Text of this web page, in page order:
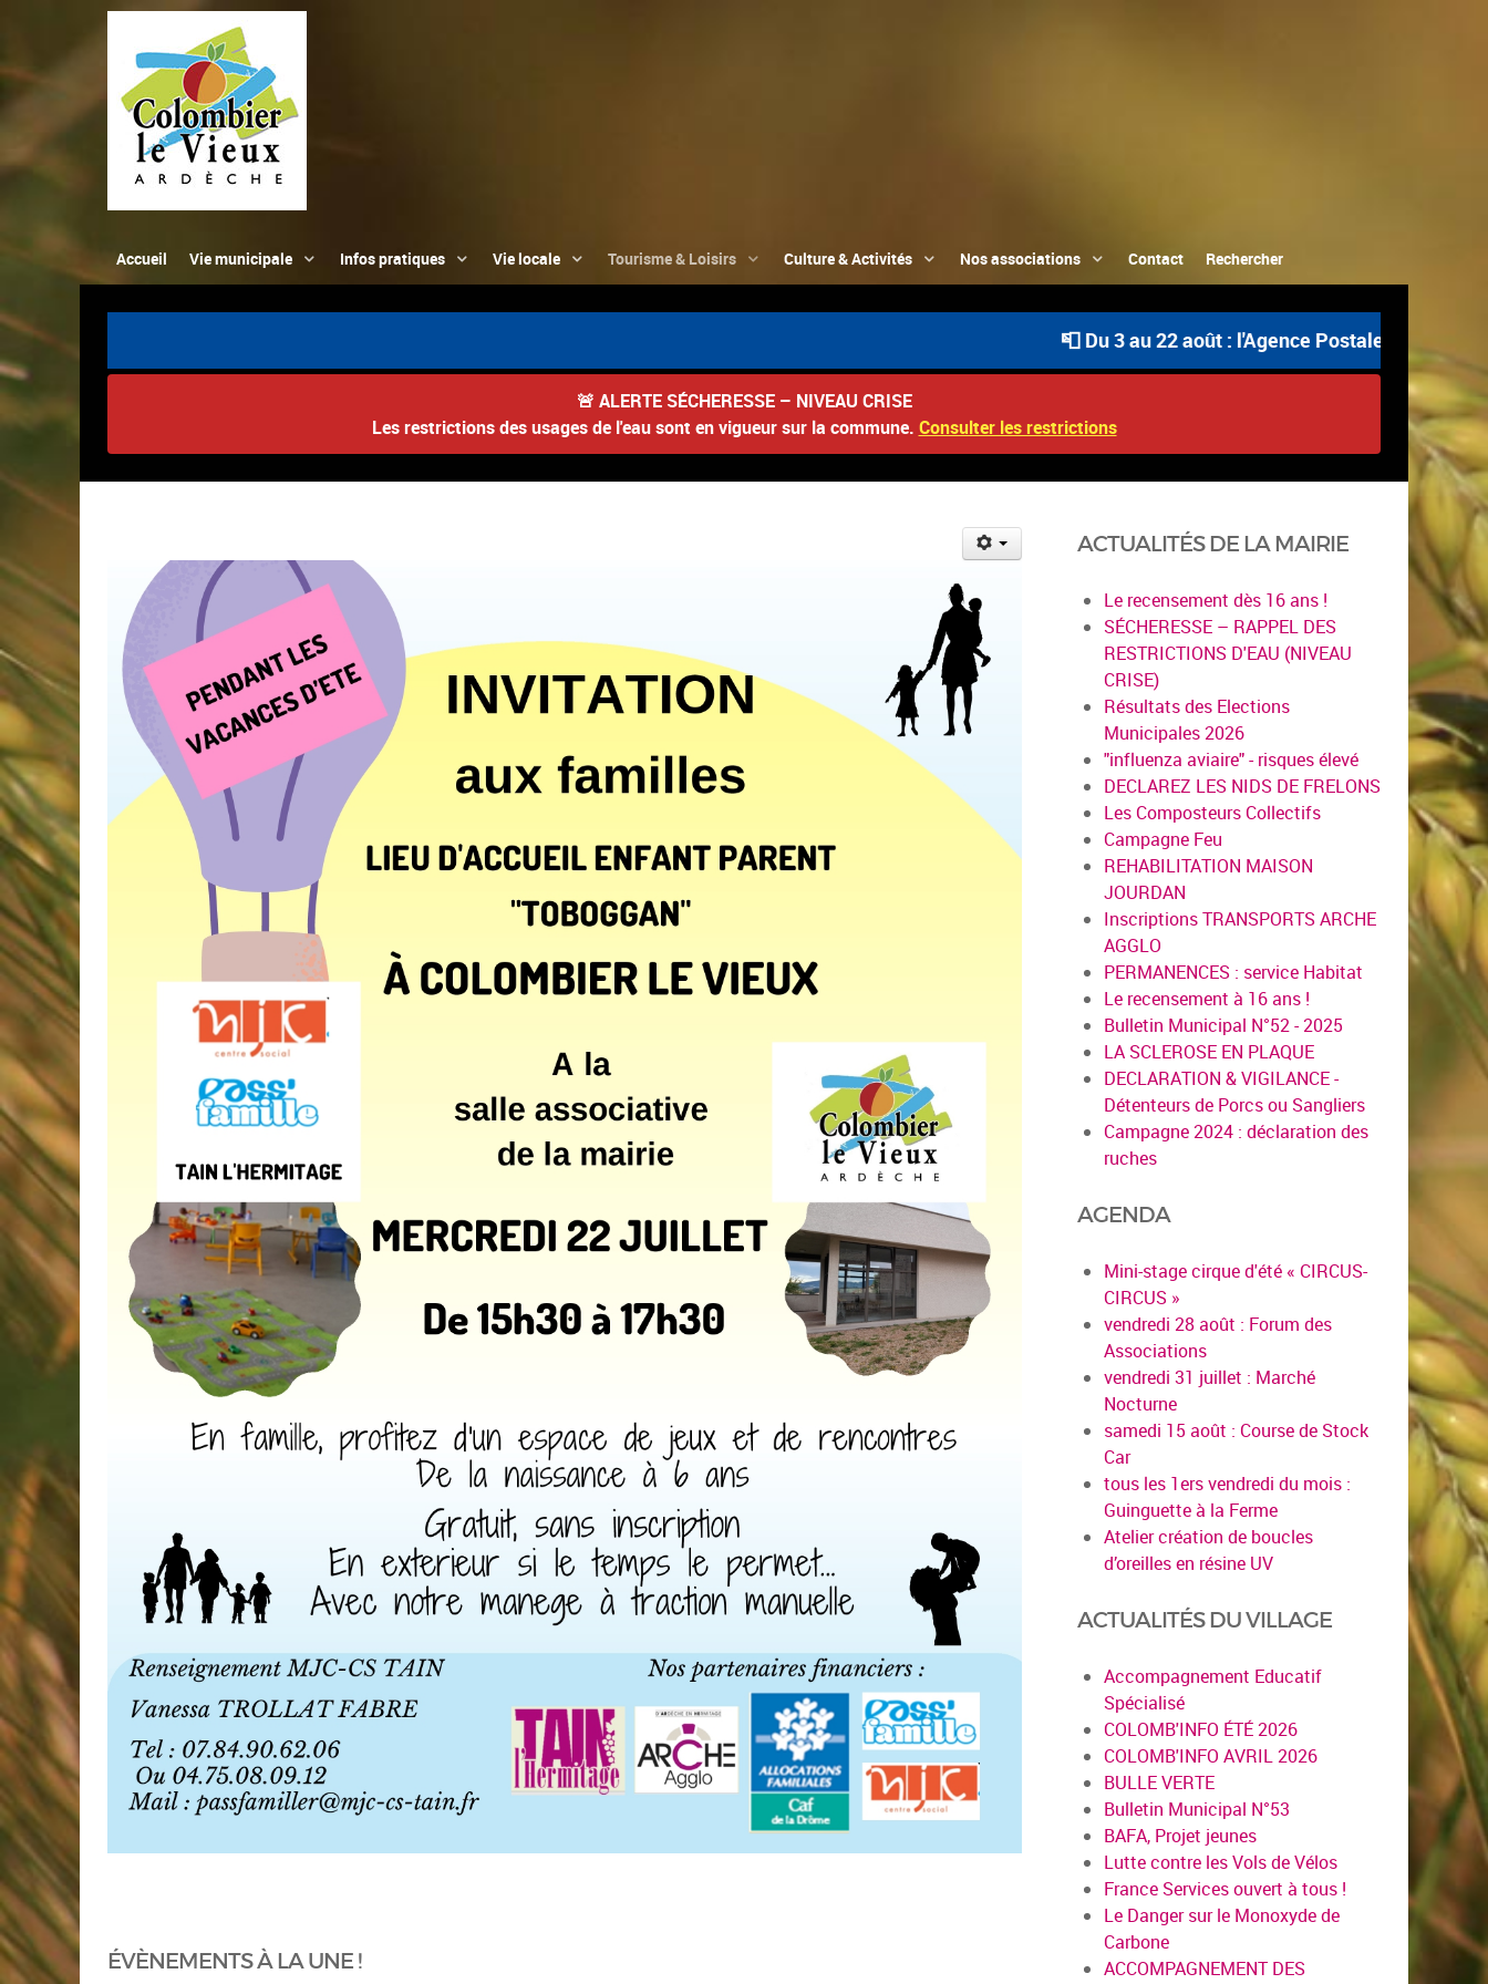
Accueil Vie municipale Infos pratiques Vie locale Tourisme & Loisirs Culture & Activités Nos associations Contact Rechercher
📮 Du 3 au 22 août : l'Agence Postale Communale
🚨 ALERTE SÉCHERESSE – NIVEAU CRISE
Les restrictions des usages de l'eau sont en vigueur sur la commune. Consulter les restrictions
ÉVÈNEMENTS À LA UNE !
ACTUALITÉS DE LA MAIRIE
Le recensement dès 16 ans !
SÉCHERESSE – RAPPEL DES
RESTRICTIONS D'EAU (NIVEAU
CRISE)
Résultats des Elections
Municipales 2026
"influenza aviaire" - risques élevé
DECLAREZ LES NIDS DE FRELONS
Les Composteurs Collectifs
Campagne Feu
REHABILITATION MAISON
JOURDAN
Inscriptions TRANSPORTS ARCHE
AGGLO
PERMANENCES : service Habitat
Le recensement à 16 ans !
Bulletin Municipal N°52 - 2025
LA SCLEROSE EN PLAQUE
DECLARATION & VIGILANCE -
Détenteurs de Porcs ou Sangliers
Campagne 2024 : déclaration des
ruches
AGENDA
Mini-stage cirque d'été « CIRCUS-
CIRCUS »
vendredi 28 août : Forum des
Associations
vendredi 31 juillet : Marché
Nocturne
samedi 15 août : Course de Stock
Car
tous les 1ers vendredi du mois :
Guinguette à la Ferme
Atelier création de boucles
d’oreilles en résine UV
ACTUALITÉS DU VILLAGE
Accompagnement Educatif
Spécialisé
COLOMB'INFO ÉTÉ 2026
COLOMB'INFO AVRIL 2026
BULLE VERTE
Bulletin Municipal N°53
BAFA, Projet jeunes
Lutte contre les Vols de Vélos
France Services ouvert à tous !
Le Danger sur le Monoxyde de
Carbone
ACCOMPAGNEMENT DES